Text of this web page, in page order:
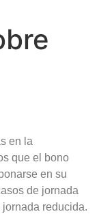
en la
que el bono
en su
de jornada
reducida.